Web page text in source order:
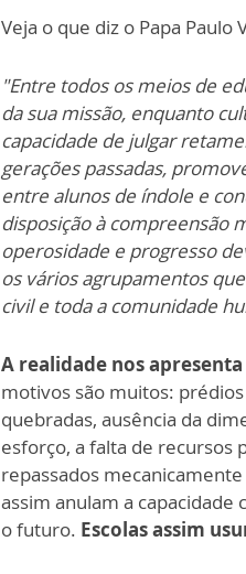
Veja o que diz o Papa Paulo
"Entre todos os meios de
da sua missão, enquanto
capacidade de julgar
gerações passadas,
entre alunos de índole e
disposição à compreensão
operosidade e progresso
os vários agrupamentos
civil e toda a comunidade
A realidade nos
motivos são muitos:
quebradas, ausência da
esforço, a falta de recursos
repassados
assim anulam a
o futuro. Escolas assim